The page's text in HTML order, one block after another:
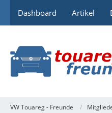
Dashboard Artikel
VW Touareg - Freunde